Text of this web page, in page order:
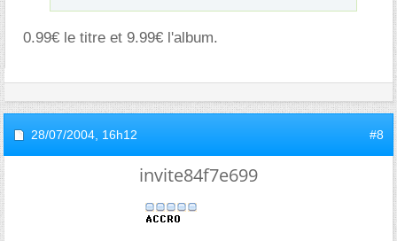
0.99€ le titre et 9.99€ l'album.
28/07/2004, 16h12 #8
invite84f7e699